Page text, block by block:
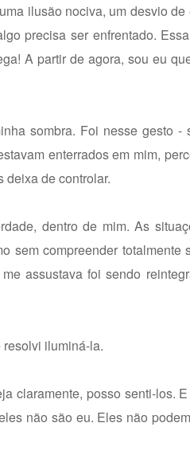
ilusão nociva, um desvio de
precisa ser enfrentado.
A partir de agora, sou eu
sombra. Foi nesse gesto -
enterrados em mim,
deixa de controlar.
dentro de mim. As
sem compreender totalmente
assustava foi sendo
iluminá-la.
claramente, posso senti-los.
não são eu. Eles não